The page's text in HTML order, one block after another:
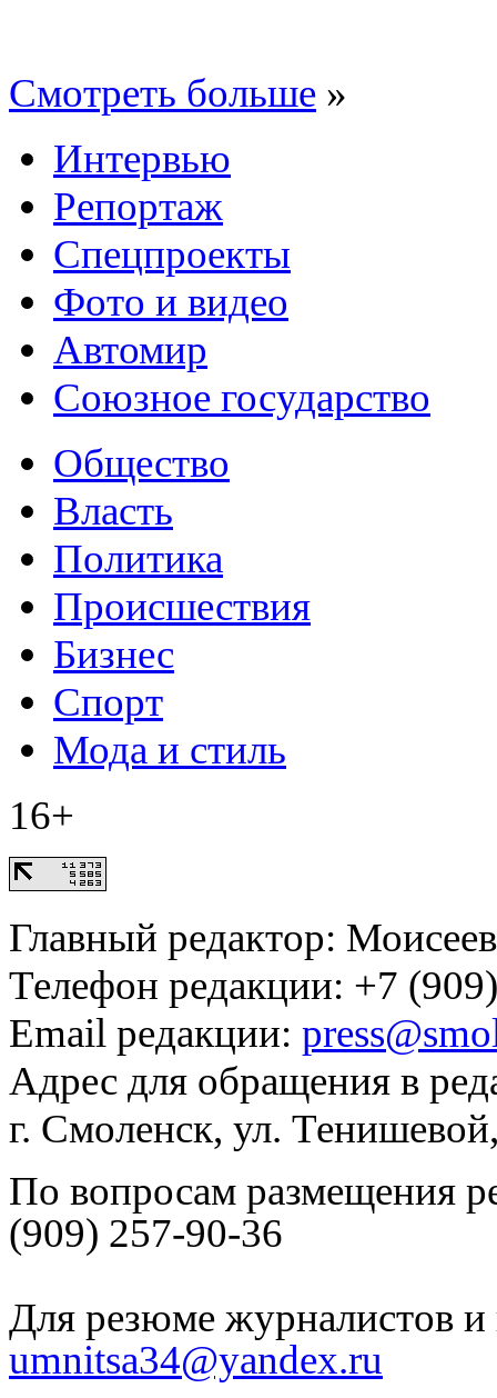
Смотреть больше »
Интервью
Репортаж
Спецпроекты
Фото и видео
Автомир
Союзное государство
Общество
Власть
Политика
Происшествия
Бизнес
Спорт
Мода и стиль
16+
Главный редактор:
Телефон редакции: +7
Email редакции:
Адрес для обращения в
г. Смоленск, ул.
По вопросам размещения
(909) 257-90-36
Для резюме журналистов и
umnitsa34@yandex.ru